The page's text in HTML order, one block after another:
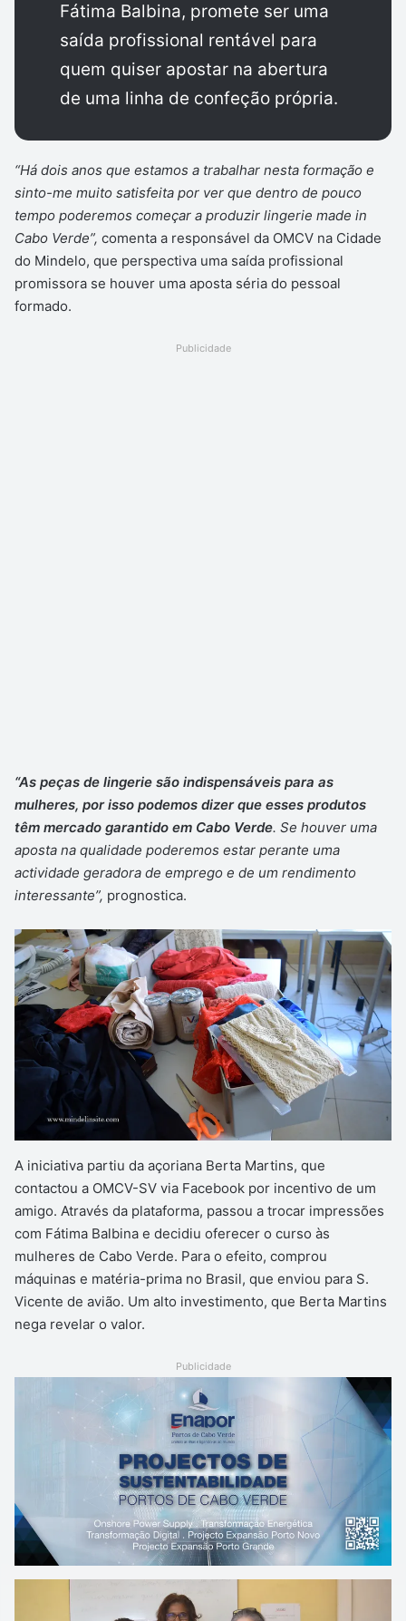
Fátima Balbina, promete ser uma
saída profissional rentável para
quem quiser apostar na abertura
de uma linha de confeção própria.
“Há dois anos que estamos a trabalhar nesta formação e
sinto-me muito satisfeita por ver que dentro de pouco
tempo poderemos começar a produzir lingerie made in
Cabo Verde”, comenta a responsável da OMCV na Cidade
do Mindelo, que perspectiva uma saída profissional
promissora se houver uma aposta séria do pessoal
formado.
Publicidade
“As peças de lingerie são indispensáveis para as
mulheres, por isso podemos dizer que esses produtos
têm mercado garantido em Cabo Verde. Se houver uma
aposta na qualidade poderemos estar perante uma
actividade geradora de emprego e de um rendimento
interessante”, prognostica.
A iniciativa partiu da açoriana Berta Martins, que
contactou a OMCV-SV via Facebook por incentivo de um
amigo. Através da plataforma, passou a trocar impressões
com Fátima Balbina e decidiu oferecer o curso às
mulheres de Cabo Verde. Para o efeito, comprou
máquinas e matéria-prima no Brasil, que enviou para S.
Vicente de avião. Um alto investimento, que Berta Martins
nega revelar o valor.
Publicidade